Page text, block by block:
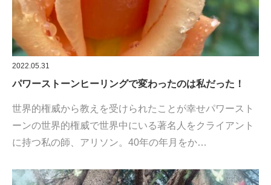
2022.05.31
パワーストーンヒーリングで変わったのは私だった！
世界的権威から教えを受けられたことが幸せパワースト
ーンの世界的権威で世界中にいる著名人をクライアント
に持つ私の師、アリソン。40年の年月をか…